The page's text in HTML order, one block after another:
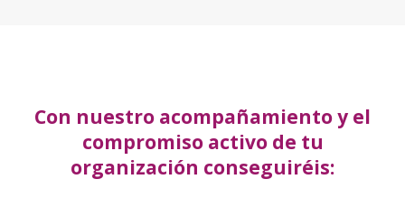
Con nuestro acompañamiento y el
compromiso activo de tu
organización conseguiréis: